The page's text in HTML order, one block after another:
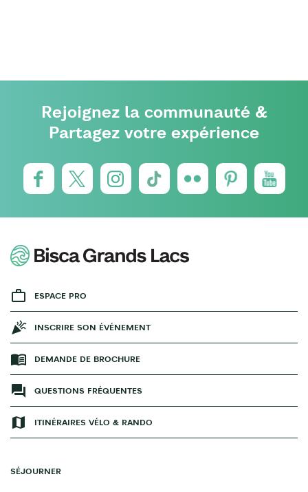
Rejoignez la communauté &
Partagez votre expérience
ESPACE PRO
INSCRIRE SON ÉVÉNEMENT
DEMANDE DE BROCHURE
QUESTIONS FRÉQUENTES
ITINÉRAIRES VÉLO & RANDO
SÉJOURNER